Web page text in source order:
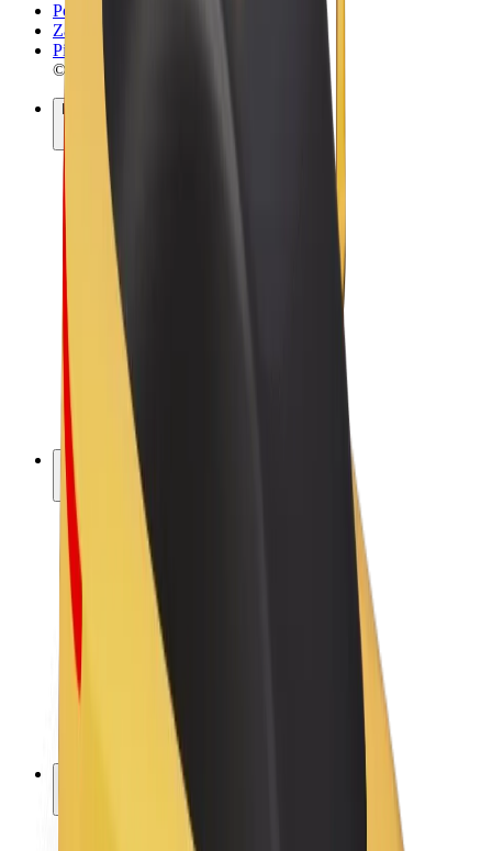
Pogoji poslovanja
Zasebnost
Piškotki
© 2026 Bolt Technology OÜ
Izdelki
Vožnje
Skiroji
Bolt Market
Bolt Hrana
Bolt Drive
Bolt za podjetja
E-kolesa
Bolt Plus
Zasluži z Bolt
Vozniki
Zaslužki za voznike
Dostavljavci
Zaslužki za dostavljavce
Ponudniki Bolt Food
Vozni parki